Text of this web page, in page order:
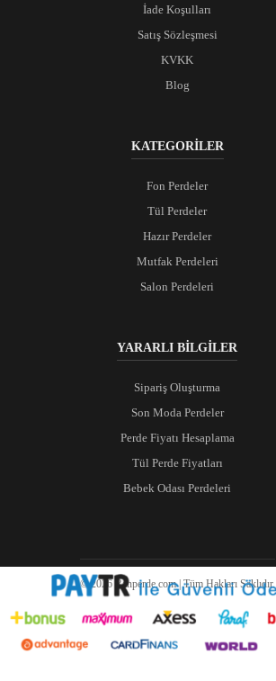
İade Koşulları
Satış Sözleşmesi
KVKK
Blog
KATEGORİLER
Fon Perdeler
Tül Perdeler
Hazır Perdeler
Mutfak Perdeleri
Salon Perdeleri
YARARLI BİLGİLER
Sipariş Oluşturma
Son Moda Perdeler
Perde Fiyatı Hesaplama
Tül Perde Fiyatları
Bebek Odası Perdeleri
© 2026 Ranperde.com | Tüm Hakları Saklıdır.